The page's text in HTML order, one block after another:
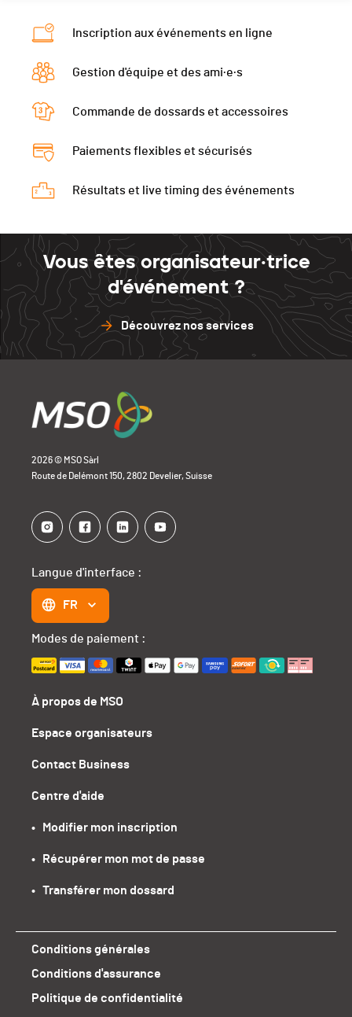
Inscription aux événements en ligne
Gestion d'équipe et des ami·e·s
Commande de dossards et accessoires
Paiements flexibles et sécurisés
Résultats et live timing des événements
Vous êtes organisateur·trice
d'événement ?
Découvrez nos services
2026 © MSO Sàrl
Route de Delémont 150, 2802 Develier, Suisse
À propos de MSO
Espace organisateurs
Contact Business
Centre d'aide
•   Modifier mon inscription
•   Récupérer mon mot de passe
•   Transférer mon dossard
Langue d'interface :
FR
Modes de paiement :
Conditions générales
Conditions d'assurance
Politique de confidentialité